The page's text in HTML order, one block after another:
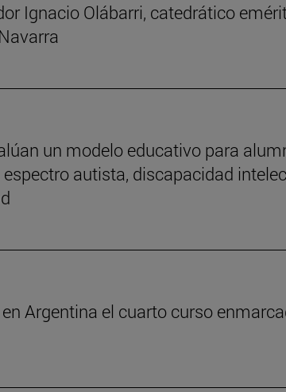
Ignacio Olábarri, catedrático
un modelo educativo para
autista, discapacidad
Argentina el cuarto curso